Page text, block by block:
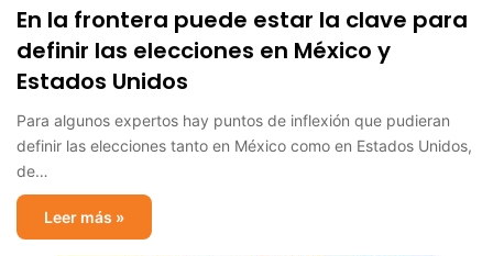
En la frontera puede estar la clave para
definir las elecciones en México y
Estados Unidos
Para algunos expertos hay puntos de inflexión que pudieran
definir las elecciones tanto en México como en Estados Unidos,
de…
Leer más »